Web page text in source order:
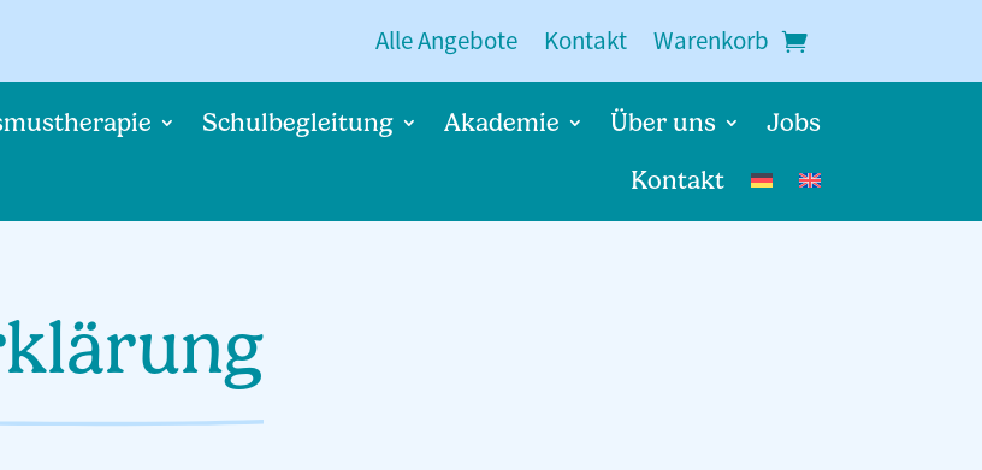
Alle Angebote Kontakt Warenkorb
Schulbegleitung Akademie Über uns
Jobs
Kontakt